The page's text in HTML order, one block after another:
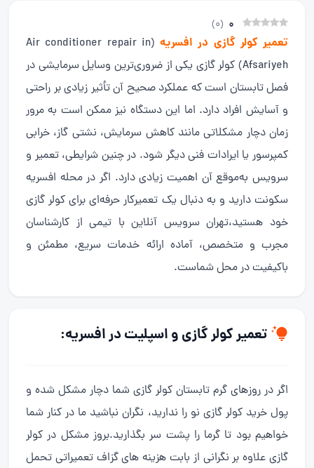
0
(
0
)
تعمیر کولر گازی در افسریه (Air conditioner repair in
Afsariyeh) کولر گازی یکی از ضروری‌ترین وسایل سرمایشی در
فصل تابستان است که عملکرد صحیح آن تأثیر زیادی بر راحتی
و آسایش افراد دارد. اما این دستگاه نیز ممکن است به مرور
زمان دچار مشکلاتی مانند کاهش سرمایش، نشتی گاز، خرابی
کمپرسور یا ایرادات فنی دیگر شود. در چنین شرایطی، تعمیر و
سرویس به‌موقع آن اهمیت زیادی دارد. اگر در محله افسریه
سکونت دارید و به دنبال یک تعمیرکار حرفه‌ای برای کولر گازی
خود هستید،تهران سرویس آنلاین با تیمی از کارشناسان
مجرب و متخصص، آماده ارائه خدمات سریع، مطمئن و
باکیفیت در محل شماست.
تعمیر کولر گازی و اسپلیت در افسریه:
اگر در روزهای گرم تابستان کولر گازی شما دچار مشکل شده و
پول خرید کولر گازی نو را ندارید، نگران نباشید ما در کنار شما
خواهیم بود تا گرما را پشت سر بگذارید.بروز مشکل در کولر
گازی علاوه بر نگرانی از بابت هزینه های گزاف تعمیراتی تحمل